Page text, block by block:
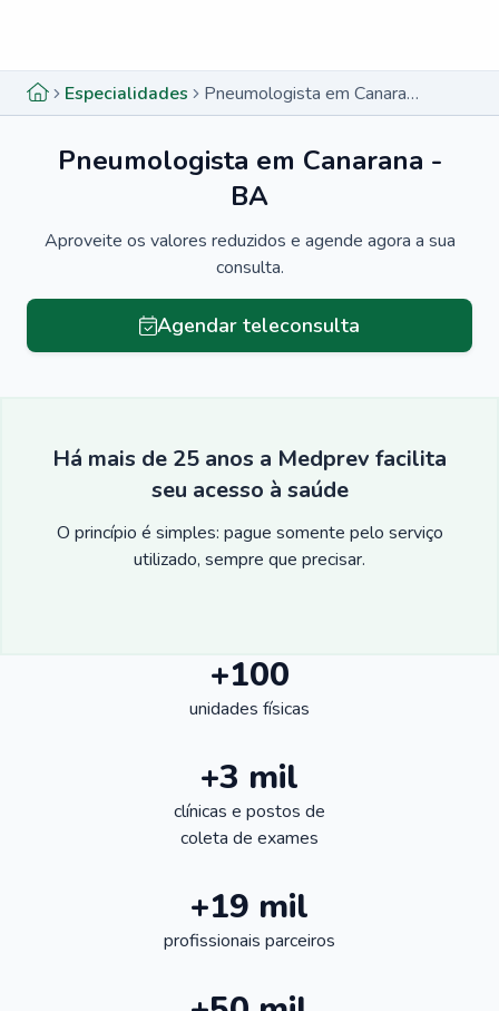
Especialidades Pneumologista em Canarana - BA
Pneumologista em Canarana -
BA
Aproveite os valores reduzidos e agende agora a sua
consulta.
Agendar teleconsulta
Há mais de 25 anos a Medprev facilita
seu acesso à saúde
O princípio é simples: pague somente pelo serviço
utilizado, sempre que precisar.
+100
unidades físicas
+3 mil
clínicas e postos de
coleta de exames
+19 mil
profissionais parceiros